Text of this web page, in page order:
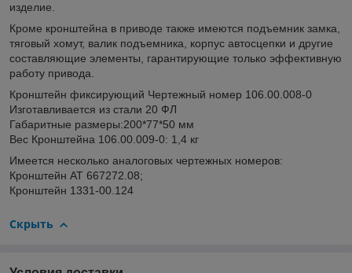
изделие.
Кроме кронштейна в приводе также имеются подъемник замка,
тяговый хомут, валик подъемника, корпус автосцепки и другие
составляющие элементы, гарантирующие только эффективную
работу привода.
Кронштейн фиксирующий Чертежный номер 106.00.008-0
Изготавливается из стали 20 ФЛ
Габаритные размеры:200*77*50 мм
Вес Кронштейна 106.00.009-0: 1,4 кг
Имеется несколько аналоговых чертежных номеров:
Кронштейн АТ 667272.08;
Кронштейн 1331-00.124
Скрыть